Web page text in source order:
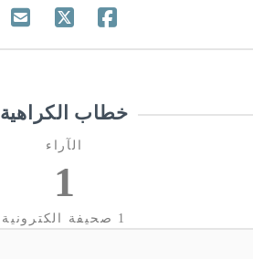
خطاب الكراهية
الآراء
1
1 صحيفة الكترونية